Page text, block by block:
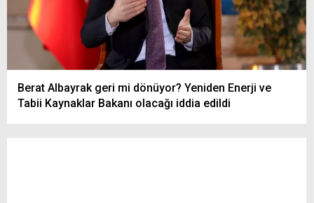
Berat Albayrak geri mi dönüyor? Yeniden Enerji ve
Tabii Kaynaklar Bakanı olacağı iddia edildi